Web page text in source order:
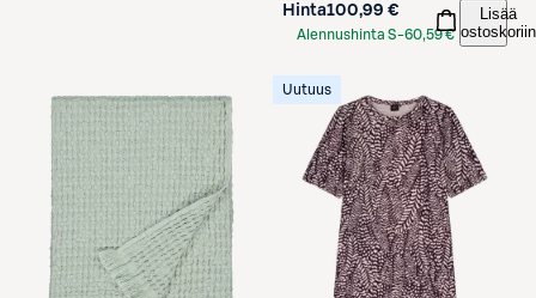
Hinta100,99 €
Alennushinta S-60,59 €
Lisää
ostoskoriin
Uutuus